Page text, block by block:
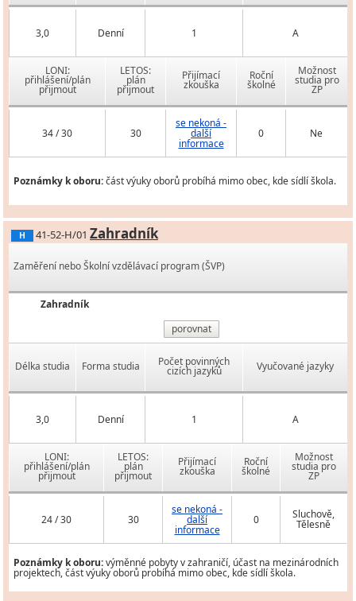
3,0 Denní 1 A
LONI:
přihlášení/plán
přijmout
LETOS:
plán
přijmout
Přijímací
zkouška
Roční
školné
Možnost
studia pro
ZP
34 / 30 30
se nekoná -
další
informace
0 Ne
Poznámky k oboru:část výuky oborů probíhá mimo obec, kde sídlí škola.
H 41-52-H/01 Zahradník
Zaměření nebo Školní vzdělávací program (ŠVP)
Zahradník
porovnat
Délka studia Forma studia Počet povinných
cizích jazyků Vyučované jazyky
3,0 Denní 1 A
LONI:
přihlášení/plán
přijmout
LETOS:
plán
přijmout
Přijímací
zkouška
Roční
školné
Možnost
studia pro
ZP
24 / 30 30
se nekoná -
další
informace
0 Sluchově,
Tělesně
Poznámky k oboru:výměnné pobyty v zahraničí, účast na mezinárodních
projektech, část výuky oborů probíhá mimo obec, kde sídlí škola.